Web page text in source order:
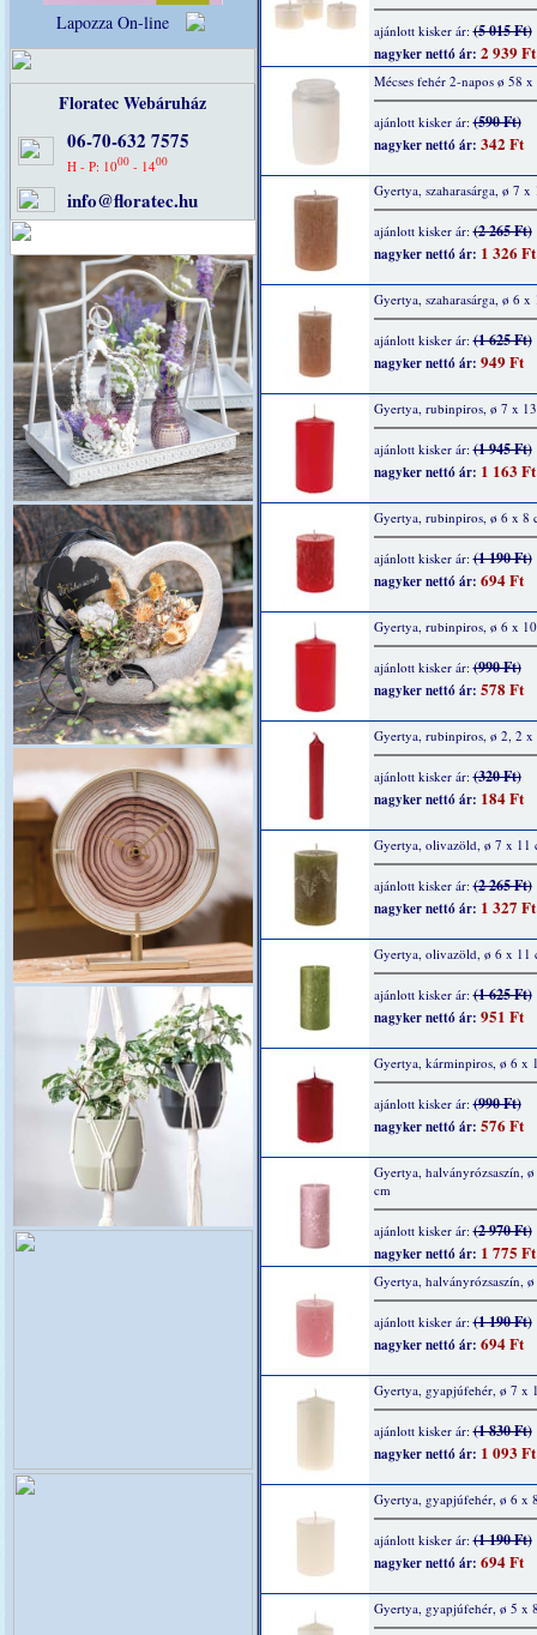
Lapozza On-line
Floratec Webáruház
06-70-632 7575
H - P: 1000 - 1400
info@floratec.hu
ajánlott kisker ár:(5 015 Ft)
nagyker nettó ár: 2 939 Ft
Mécses fehér 2-napos ø 58
ajánlott kisker ár:(590 Ft)
nagyker nettó ár: 342 Ft
Gyertya, szaharasárga, ø 7 x
ajánlott kisker ár:(2 265 Ft)
nagyker nettó ár: 1 326 Ft
Gyertya, szaharasárga, ø 6 x
ajánlott kisker ár:(1 625 Ft)
nagyker nettó ár: 949 Ft
Gyertya, rubinpiros, ø 7 x
ajánlott kisker ár:(1 945 Ft)
nagyker nettó ár: 1 163 Ft
Gyertya, rubinpiros, ø 6 x 8
ajánlott kisker ár:(1 190 Ft)
nagyker nettó ár: 694 Ft
Gyertya, rubinpiros, ø 6 x
ajánlott kisker ár:(990 Ft)
nagyker nettó ár: 578 Ft
Gyertya, rubinpiros, ø 2, 2 x
ajánlott kisker ár:(320 Ft)
nagyker nettó ár: 184 Ft
Gyertya, olivazöld, ø 7 x 11
ajánlott kisker ár:(2 265 Ft)
nagyker nettó ár: 1 327 Ft
Gyertya, olivazöld, ø 6 x 11
ajánlott kisker ár:(1 625 Ft)
nagyker nettó ár: 951 Ft
Gyertya, kárminpiros, ø 6 x
ajánlott kisker ár:(990 Ft)
nagyker nettó ár: 576 Ft
Gyertya, halványrózsaszín,
cm
ajánlott kisker ár:(2 970 Ft)
nagyker nettó ár: 1 775 Ft
Gyertya, halványrózsaszín,
ajánlott kisker ár:(1 190 Ft)
nagyker nettó ár: 694 Ft
Gyertya, gyapjúfehér, ø 7 x
ajánlott kisker ár:(1 830 Ft)
nagyker nettó ár: 1 093 Ft
Gyertya, gyapjúfehér, ø 6 x
ajánlott kisker ár:(1 190 Ft)
nagyker nettó ár: 694 Ft
Gyertya, gyapjúfehér, ø 5 x